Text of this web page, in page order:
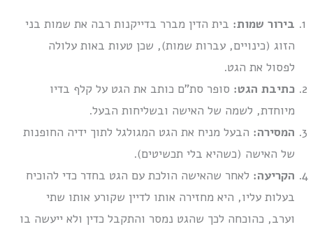
בירור שמות: בית הדין מברר בדייקנות רבה את שמות בני
הזוג (כינויים, עברות שמות), שכן טעות באות עלולה
לפסול את הגט.
כתיבת הגט: סופר סת”ם כותב את הגט על קלף בדיו
מיוחדת, לשמה של האישה ובשליחות הבעל.
המסירה: הבעל מניח את הגט המגולגל לתוך ידיה החופנות
של האישה (כשהיא בלי תכשיטים).
הקריעה: לאחר שהאישה הולכת עם הגט בחדר כדי להוכיח
בעלות עליו, היא מחזירה אותו לדיין שקורע אותו שתי
וערב, כהוכחה לכך שהגט נמסר והתקבל כדין ולא ייעשה בו